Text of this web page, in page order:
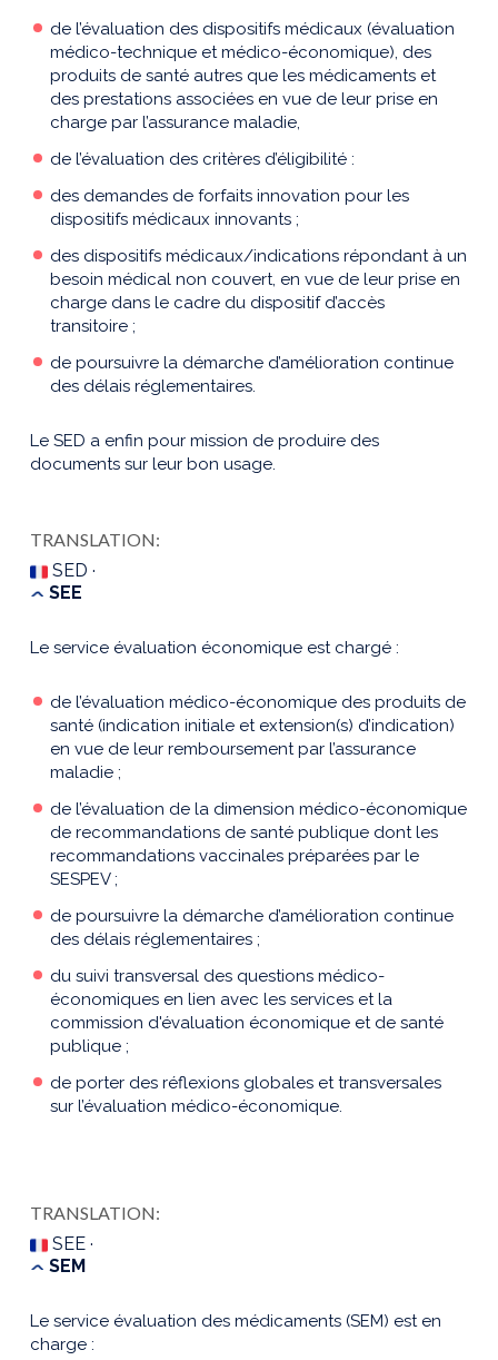
de l’évaluation des dispositifs médicaux (évaluation
médico-technique et médico-économique), des
produits de santé autres que les médicaments et
des prestations associées en vue de leur prise en
charge par l’assurance maladie,
de l’évaluation des critères d’éligibilité :
des demandes de forfaits innovation pour les
dispositifs médicaux innovants ;
des dispositifs médicaux/indications répondant à un
besoin médical non couvert, en vue de leur prise en
charge dans le cadre du dispositif d’accès
transitoire ;
de poursuivre la démarche d’amélioration continue
des délais réglementaires.
Le SED a enfin pour mission de produire des
documents sur leur bon usage.
TRANSLATION:
SED ·
SEE
Le service évaluation économique est chargé :
de l’évaluation médico-économique des produits de
santé (indication initiale et extension(s) d’indication)
en vue de leur remboursement par l’assurance
maladie ;
de l’évaluation de la dimension médico-économique
de recommandations de santé publique dont les
recommandations vaccinales préparées par le
SESPEV ;
de poursuivre la démarche d’amélioration continue
des délais réglementaires ;
du suivi transversal des questions médico-
économiques en lien avec les services et la
commission d'évaluation économique et de santé
publique ;
de porter des réflexions globales et transversales
sur l’évaluation médico-économique.
TRANSLATION:
SEE ·
SEM
Le service évaluation des médicaments (SEM) est en
charge :